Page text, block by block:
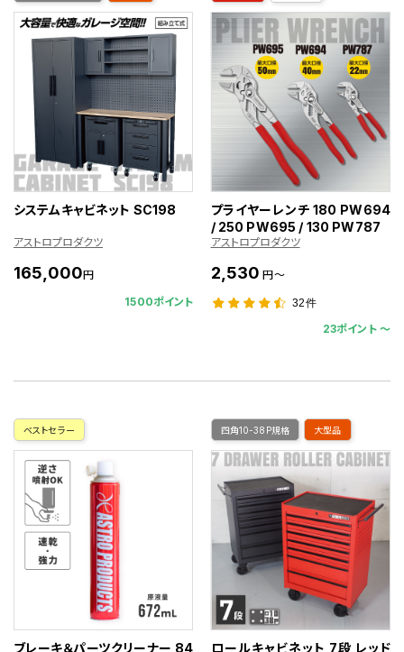
システムキャビネット SC198
アストロプロダクツ
165,000円
1500ポイント
プライヤーレンチ 180 PW694
/ 250 PW695 / 130 PW787
アストロプロダクツ
2,530 円～
32件
23ポイント 〜
ベストセラー
ブレーキ＆パーツクリーナー 84
四角10-38P規格 大型品
ロールキャビネット 7段 レッド